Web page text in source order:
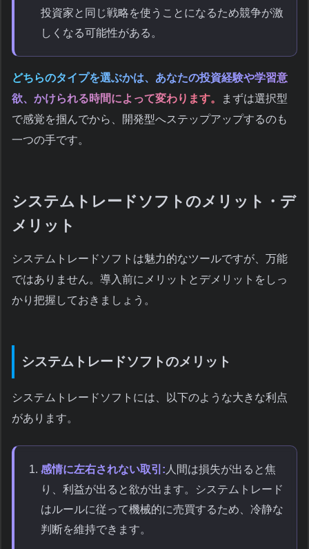
投資家と同じ戦略を使うことになるため競争が激
しくなる可能性がある。
どちらのタイプを選ぶかは、あなたの投資経験や学習意
欲、かけられる時間によって変わります。
まずは選択型
で感覚を掴んでから、開発型へステップアップするのも
一つの手です。
システムトレードソフトのメリット・デ
メリット
システムトレードソフトは魅力的なツールですが、万能
ではありません。導入前にメリットとデメリットをしっ
かり把握しておきましょう。
システムトレードソフトのメリット
システムトレードソフトには、以下のような大きな利点
があります。
感情に左右されない取引: 人間は損失が出ると焦
り、利益が出ると欲が出ます。システムトレード
はルールに従って機械的に売買するため、冷静な
判断を維持できます。